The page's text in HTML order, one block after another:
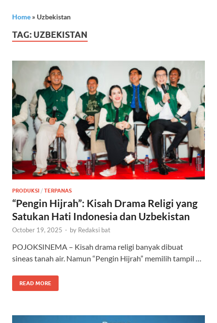
Home » Uzbekistan
TAG: UZBEKISTAN
PRODUKSI / TERPANAS
“Pengin Hijrah”: Kisah Drama Religi yang
Satukan Hati Indonesia dan Uzbekistan
October 19, 2025 - by Redaksi bat
POJOKSINEMA – Kisah drama religi banyak dibuat
sineas tanah air. Namun “Pengin Hijrah” memilih tampil …
READ MORE